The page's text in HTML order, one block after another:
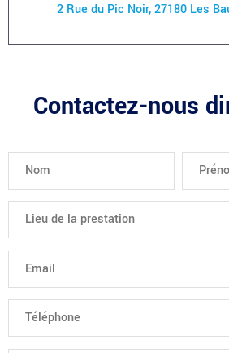
2 Rue du Pic Noir, 27180 Les
Contactez-nous